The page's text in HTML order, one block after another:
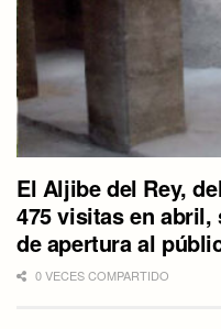
El Aljibe del Rey,
475 visitas en
de apertura al
0 VECES COMPARTIDO